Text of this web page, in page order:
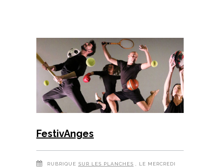
FestivAnges
RUBRIQUE SUR LES PLANCHES
, LE MERCREDI